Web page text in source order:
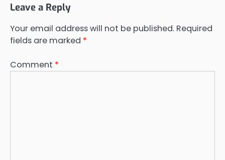
Leave a Reply
Your email address will not be published. Required
fields are marked *
Comment *